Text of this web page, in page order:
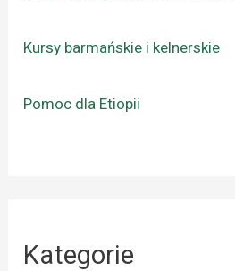
Kursy barmańskie i kelnerskie
Pomoc dla Etiopii
Kategorie